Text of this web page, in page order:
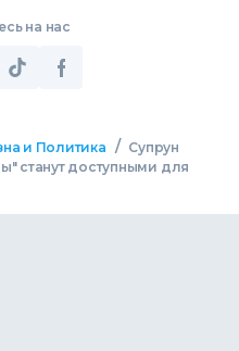
на нас
и Политика / Супрун
станут доступными для